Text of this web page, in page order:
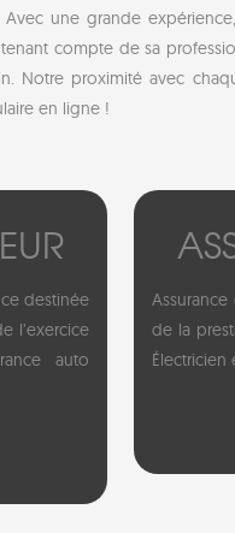
une grande
compte de sa
Notre proximité avec
en ligne !
destinée
l’exercice
auto
de la
Électricien